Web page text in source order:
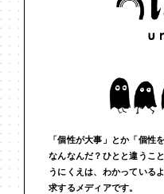
「個性が大事」とか「個性
なんなんだ？ひとと違うこ
うにくえは、わかっている
求するメディアです。